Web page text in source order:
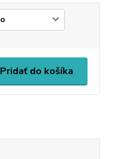
Pridať do košíka